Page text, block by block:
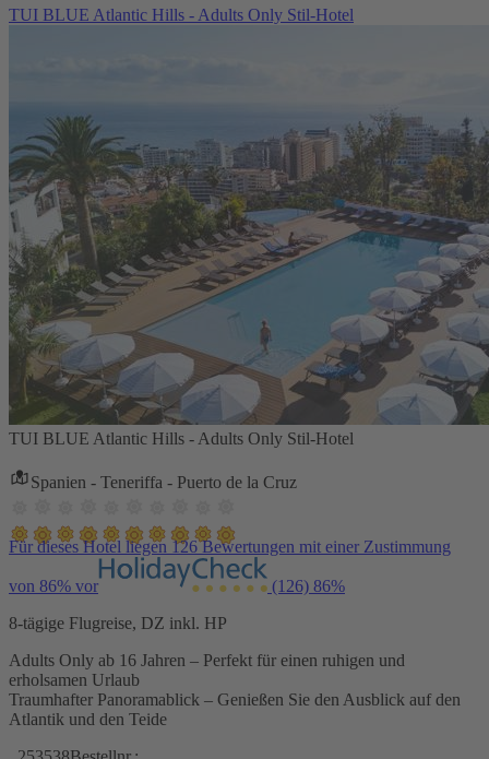
TUI BLUE Atlantic Hills - Adults Only Stil-Hotel
TUI BLUE Atlantic Hills - Adults Only Stil-Hotel
Spanien - Teneriffa - Puerto de la Cruz
Für dieses Hotel liegen 126 Bewertungen mit einer Zustimmung
von 86% vor (126) 86%
8-tägige Flugreise, DZ inkl. HP
Adults Only ab 16 Jahren – Perfekt für einen ruhigen und
erholsamen Urlaub
Traumhafter Panoramablick – Genießen Sie den Ausblick auf den
Atlantik und den Teide